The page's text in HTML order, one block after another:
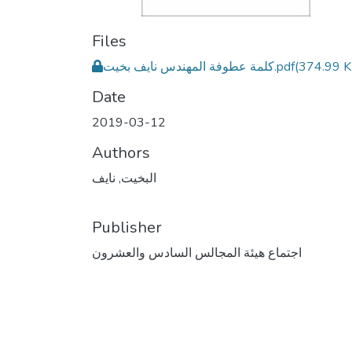
Files
كلمة عطوفة المهندس نايف بخيت.pdf(374.99
Date
2019-03-12
Authors
البخيت, نايف
Publisher
اجتماع هيئة المجالس السادس والعشرون